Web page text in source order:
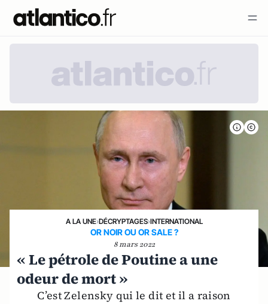
A LA UNE›DÉCRYPTAGES›INTERNATIONAL
OR NOIR OU OR SALE ?
8 mars 2022
« Le pétrole de Poutine a une
odeur de mort »
C’est Zelensky qui le dit et il a raison